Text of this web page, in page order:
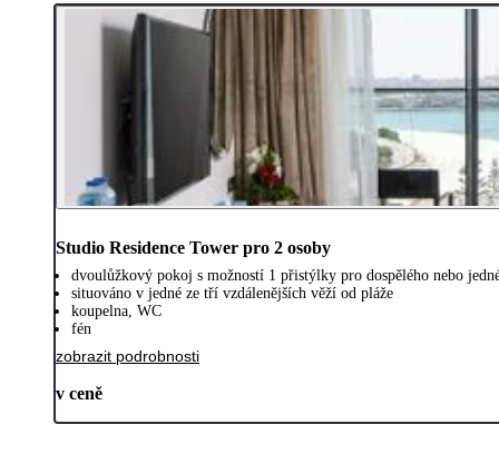
Studio Residence Tower pro 2 osoby
dvoulůžkový pokoj s možností 1 přistýlky pro dospělého nebo
situováno v jedné ze tří vzdálenějších věží od pláže
koupelna, WC
fén
zobrazit podrobnosti
v ceně